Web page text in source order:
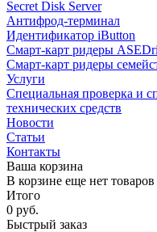
Secret Disk Server
Антифрод-терминал
Идентификатор iButton
Смарт-карт ридеры
Смарт-карт ридеры
Услуги
Специальная проверка и
технических средств
Новости
Статьи
Контакты
Ваша корзина
В корзине еще нет товаров
Итого
0 руб.
Быстрый заказ